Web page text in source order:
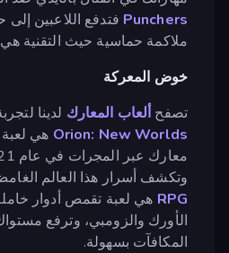
Punchers فتدفع اللاعبين إلى
ملاكمة حماسية حيث التقنية
خوض المعركة
تصفحألعاب المعارك لدينا
Orion: New Worlds هي
وتكشف أسرار هذا العالم
RPG هي لعبة تقمص أدوار
الأورك والزومبي، وترفع
المكافآت بسهولة.